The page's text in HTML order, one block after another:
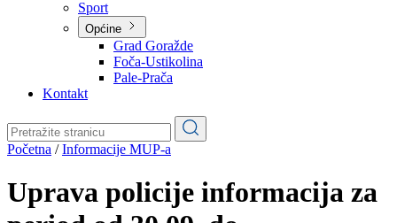
Privreda
Turizam
Obrazovanje
Općine
Pale-Prača
Kontakt
Početna/Informacije MUP-a